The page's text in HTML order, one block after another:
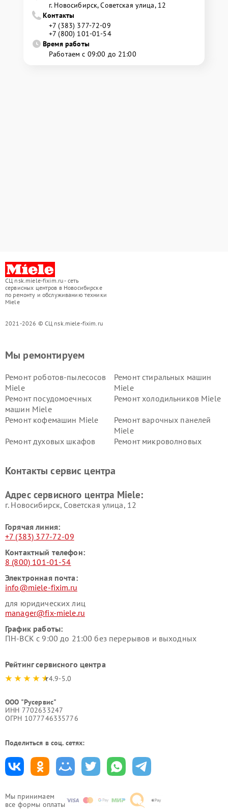
г. Новосибирск, Советская улица, 12
Контакты
+7 (383) 377-72-09
+7 (800) 101-01-54
Время работы
Работаем с 09:00 до 21:00
СЦ nsk.miele-fixim.ru - сеть
сервисных центров в Новосибирске
по ремонту и обслуживанию техники
Miele
2021-2026 © СЦ nsk.miele-fixim.ru
Мы принимаем
все формы оплаты
Мы ремонтируем
Ремонт роботов-пылесосов
Miele
Ремонт стиральных машин
Miele
Ремонт посудомоечных
машин Miele
Ремонт холодильников Miele
Ремонт кофемашин Miele
Ремонт варочных панелей
Miele
Ремонт духовых шкафов
Ремонт микроволновых
Miele
Miele
пылесосов Miele
Контакты сервис центра
Адрес сервисного центра Miele:
г. Новосибирск, Советская улица, 12
Горячая линия:
+7 (383) 377-72-09
Контактный телефон:
8 (800) 101-01-54
Электронная почта:
info@miele-fixim.ru
для юридических лиц
manager@fix-miele.ru
График работы:
ПН-ВСК с 9:00 до 21:00 без перерывов и выходных
Рейтинг сервисного центра
4.9-5.0
ООО "Русервис"
ИНН 7702633247
ОГРН 1077746335776
Поделиться в соц. сетях: